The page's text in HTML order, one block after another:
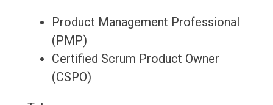
Product Management Professional
(PMP)
Certified Scrum Product Owner
(CSPO)